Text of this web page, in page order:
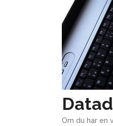
Om du har en